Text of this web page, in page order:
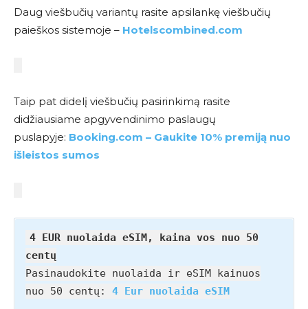
Daug viešbučių variantų rasite apsilankę viešbučių
paieškos sistemoje – Hotelscombined.com
Taip pat didelį viešbučių pasirinkimą rasite
didžiausiame apgyvendinimo paslaugų
puslapyje: Booking.com – Gaukite 10% premiją nuo
išleistos sumos
4 EUR nuolaida eSIM, kaina vos nuo 50
centų
Pasinaudokite nuolaida ir eSIM kainuos
nuo 50 centų: 4 Eur nuolaida eSIM